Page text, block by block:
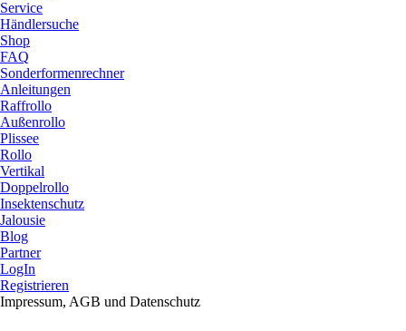
Service
Händlersuche
Shop
FAQ
Sonderformenrechner
Anleitungen
Raffrollo
Außenrollo
Plissee
Rollo
Vertikal
Doppelrollo
Insektenschutz
Jalousie
Blog
Partner
LogIn
Registrieren
Impressum, AGB und Datenschutz